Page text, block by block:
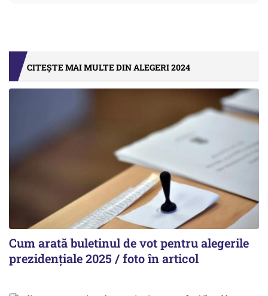
CITEȘTE MAI MULTE DIN ALEGERI 2024
Cum arată buletinul de vot pentru alegerile
prezidențiale 2025 / foto în articol